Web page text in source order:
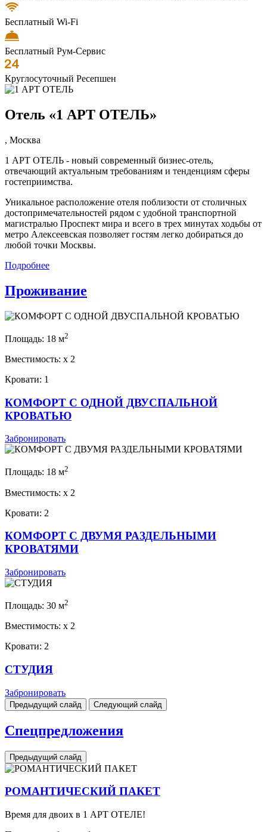
Бесплатный Wi-Fi
Бесплатный Рум-Сервис
Круглосуточный Ресепшен
Отель «1 АРТ ОТЕЛЬ»
, Москва
1 АРТ ОТЕЛЬ - новый современный бизнес-отель,
отвечающий актуальным требованиям и тенденциям сферы
гостеприимства.
Уникальное расположение отеля поблизости от столичных
достопримечательностей рядом с удобной транспортной
магистралью Проспект мира и всего в трех минутах ходьбы от
метро Алексеевская позволяет гостям легко добираться до
любой точки Москвы.
Подробнее
Проживание
Площадь: 18 м2
Вместимость: x 2
Кровати: 1
КОМФОРТ С ОДНОЙ ДВУСПАЛЬНОЙ
КРОВАТЬЮ
Забронировать
Площадь: 18 м2
Вместимость: x 2
Кровати: 2
КОМФОРТ С ДВУМЯ РАЗДЕЛЬНЫМИ
КРОВАТЯМИ
Забронировать
Площадь: 30 м2
Вместимость: x 2
Кровати: 2
СТУДИЯ
Забронировать
Предыдущий слайд Следующий слайд
Спецпредложения
Предыдущий слайд
РОМАНТИЧЕСКИЙ ПАКЕТ
Время для двоих в 1 АРТ ОТЕЛЕ!